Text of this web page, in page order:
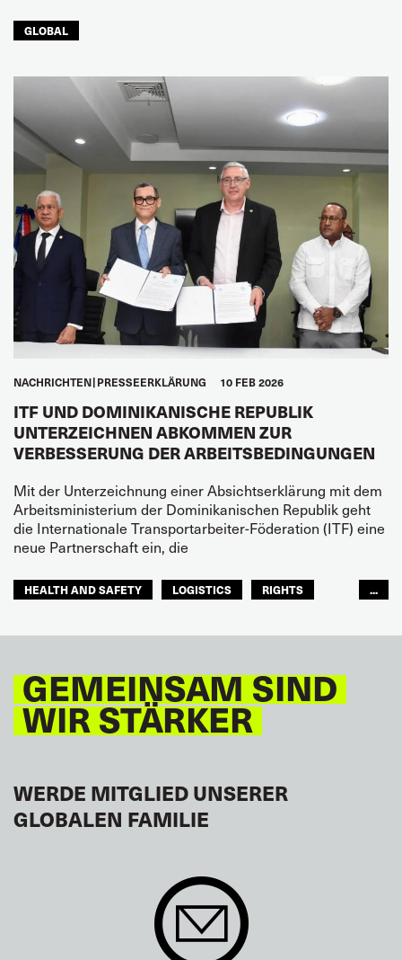
GLOBAL
NACHRICHTEN PRESSEERKLÄRUNG 10 FEB 2026
ITF UND DOMINIKANISCHE REPUBLIK
UNTERZEICHNEN ABKOMMEN ZUR
VERBESSERUNG DER ARBEITSBEDINGUNGEN
Mit der Unterzeichnung einer Absichtserklärung mit dem
Arbeitsministerium der Dominikanischen Republik geht
die Internationale Transportarbeiter-Föderation (ITF) eine
neue Partnerschaft ein, die
HEALTH AND SAFETY LOGISTICS
RIGHTS
...
GEMEINSAM SIND
WIR STÄRKER
WERDE MITGLIED UNSERER
GLOBALEN FAMILIE